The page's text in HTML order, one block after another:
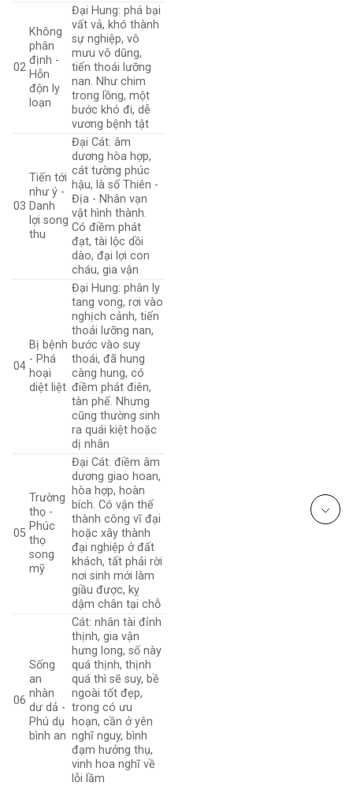
02
Không
phân
định -
Hỗn
độn ly
loạn
Đại Hung: phá bại
vất vả, khó thành
sự nghiệp, vô
mưu vô dũng,
tiến thoái lưỡng
nan. Như chim
trong lồng, một
bước khó đi, dễ
vương bệnh tật
03
Tiến tới
như ý -
Danh
lợi song
thu
Đại Cát: âm
dương hòa hợp,
cát tường phúc
hậu, là số Thiên -
Địa - Nhân vạn
vật hình thành.
Có điềm phát
đạt, tài lộc dồi
dào, đại lợi con
cháu, gia vận
04
Bị bệnh
- Phá
hoại
diệt liệt
Đại Hung: phân ly
tang vong, rơi vào
nghịch cảnh, tiến
thoái lưỡng nan,
bước vào suy
thoái, đã hung
càng hung, có
điềm phát điên,
tàn phế. Nhưng
cũng thường sinh
ra quái kiệt hoặc
dị nhân
05
Trường
thọ -
Phúc
thọ
song
mỹ
Đại Cát: điềm âm
dương giao hoan,
hòa hợp, hoàn
bích. Có vận thế
thành công vĩ đại
hoặc xây thành
đại nghiệp ở đất
khách, tất phải rời
nơi sinh mới làm
giầu được, kỵ
dậm chân tại chỗ
06
Sống
an
nhàn
dư dả -
Phú dụ
bình an
Cát: nhân tài đỉnh
thịnh, gia vận
hưng long, số này
quá thịnh, thịnh
quá thì sẽ suy, bề
ngoài tốt đẹp,
trong có ưu
hoạn, cần ở yên
nghĩ nguy, bình
đạm hưởng thụ,
vinh hoa nghĩ về
lỗi lầm